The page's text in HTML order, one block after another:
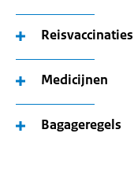
Reisvaccinaties
Medicijnen
Bagageregels